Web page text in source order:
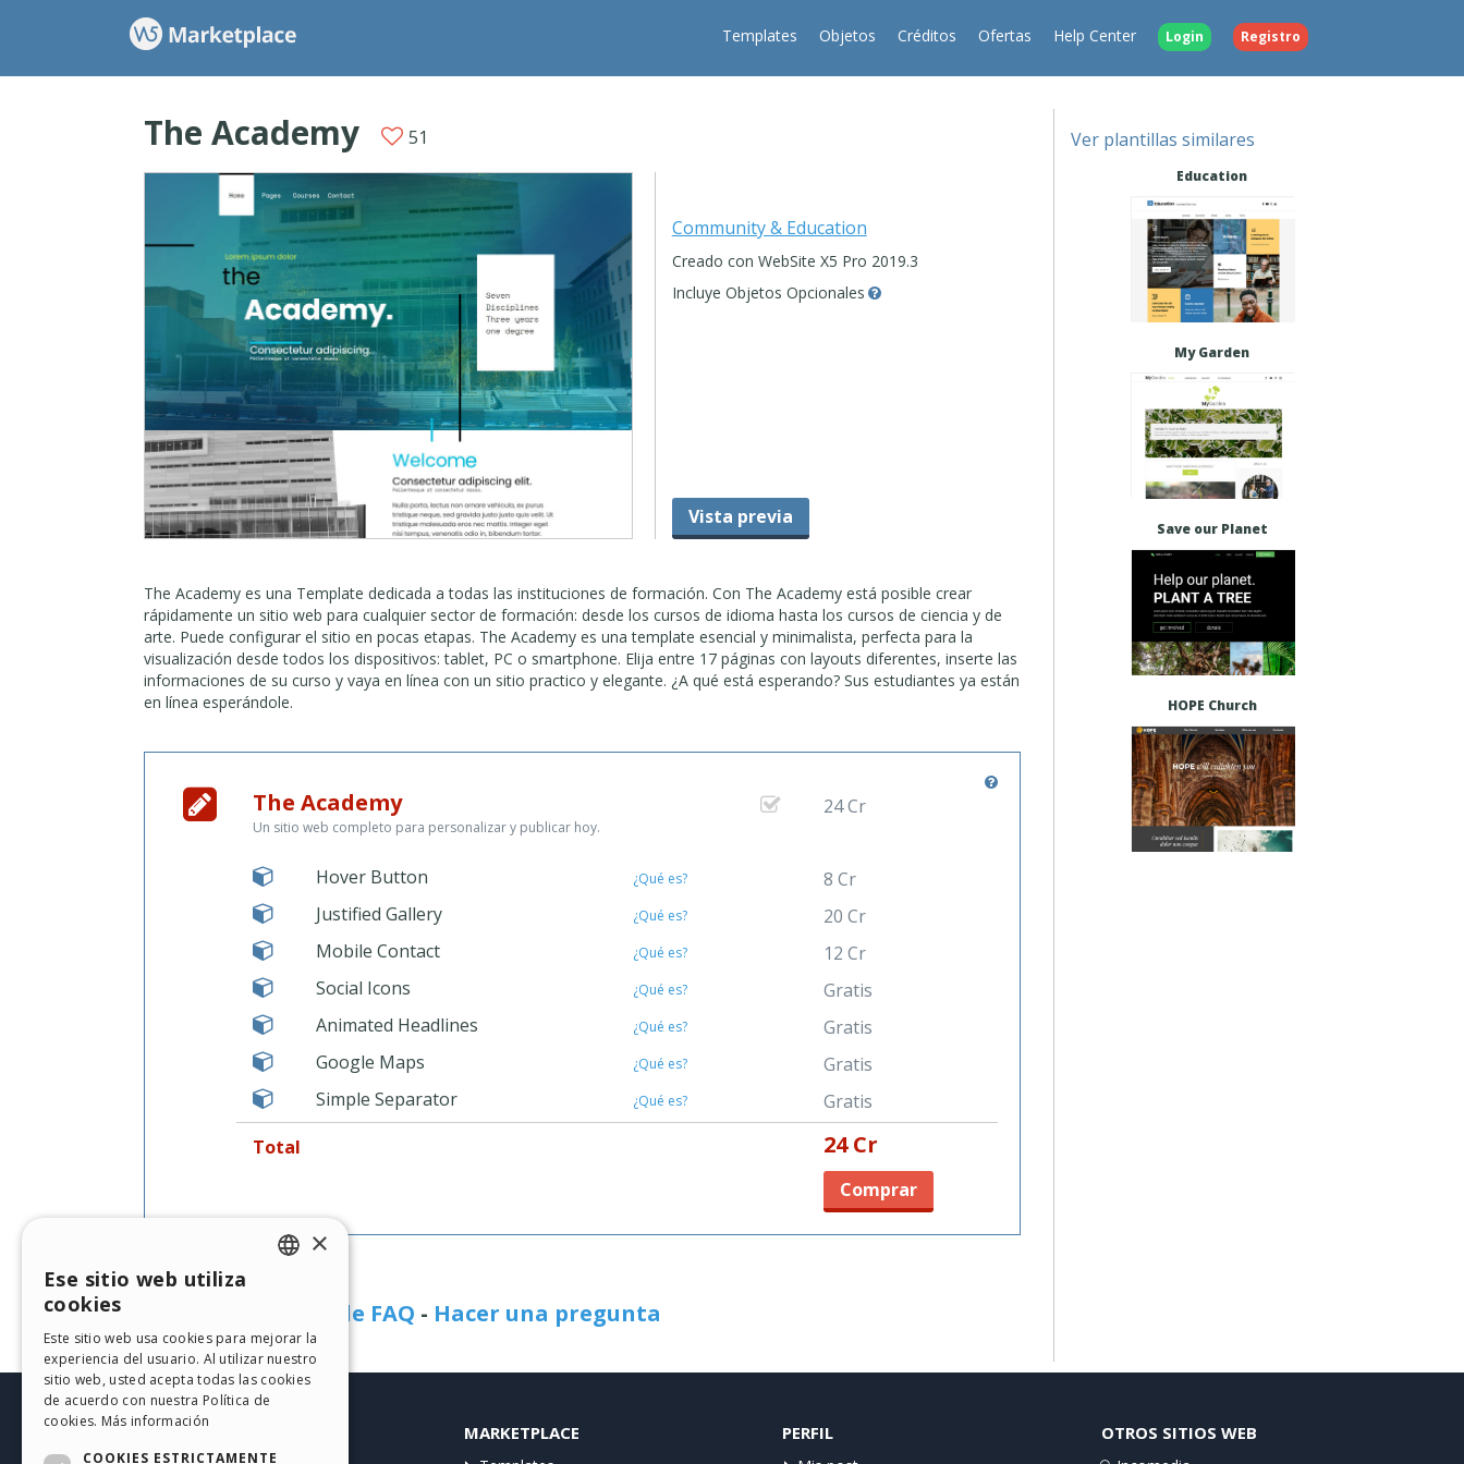
Templates Objetos Créditos Ofertas Help Center Login Registro
The Academy 51
Community & Education
Creado con WebSite X5 Pro 2019.3
Incluye Objetos Opcionales
Vista previa
The Academy es una Template dedicada a todas las instituciones de formación. Con The Academy está posible crear
rápidamente un sitio web para cualquier sector de formación: desde los cursos de idioma hasta los cursos de ciencia y de
arte. Puede configurar el sitio en pocas etapas. The Academy es una template esencial y minimalista, perfecta para la
visualización desde todos los dispositivos: tablet, PC o smartphone. Elija entre 17 páginas con layouts diferentes, inserte las
informaciones de su curso y vaya en línea con un sitio practico y elegante. ¿A qué está esperando? Sus estudiantes ya están
en línea esperándole.
The Academy
Un sitio web completo para personalizar y publicar hoy.
24 Cr
Hover Button ¿Qué es?
8 Cr
Justified Gallery
¿Qué es?
20 Cr
Mobile Contact
¿Qué es?
12 Cr
Social Icons
¿Qué es?
Gratis
Animated Headlines
¿Qué es?
Gratis
Google Maps
¿Qué es?
Gratis
Simple Separator
¿Qué es?
Gratis
Total
24 Cr
Comprar
¿Necesita ayuda?
Visitar la página de FAQ - Hacer una pregunta
Ver plantillas similares
Education
My Garden
Save our Planet
HOPE Church
HELP CENTER MARKETPLACE PERFIL OTROS SITIOS WEB
GERMAN
SPANISH
×
Ese sitio web utiliza
cookies
Este sitio web usa cookies para mejorar la
experiencia del usuario. Al utilizar nuestro
sitio web, usted acepta todas las cookies
de acuerdo con nuestra Política de
cookies. Más información
COOKIES ESTRICTAMENTE